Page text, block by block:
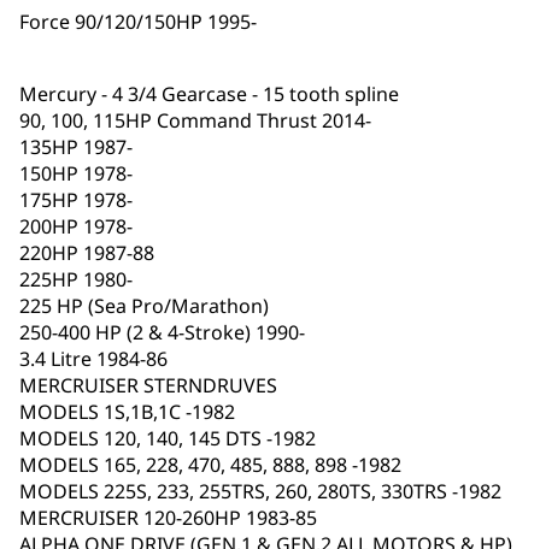
Force 90/120/150HP 1995-
Mercury - 4 3/4 Gearcase - 15 tooth spline
90, 100, 115HP Command Thrust 2014-
135HP 1987-
150HP 1978-
175HP 1978-
200HP 1978-
220HP 1987-88
225HP 1980-
225 HP (Sea Pro/Marathon)
250-400 HP (2 & 4-Stroke) 1990-
3.4 Litre 1984-86
MERCRUISER STERNDRUVES
MODELS 1S,1B,1C -1982
MODELS 120, 140, 145 DTS -1982
MODELS 165, 228, 470, 485, 888, 898 -1982
MODELS 225S, 233, 255TRS, 260, 280TS, 330TRS -1982
MERCRUISER 120-260HP 1983-85